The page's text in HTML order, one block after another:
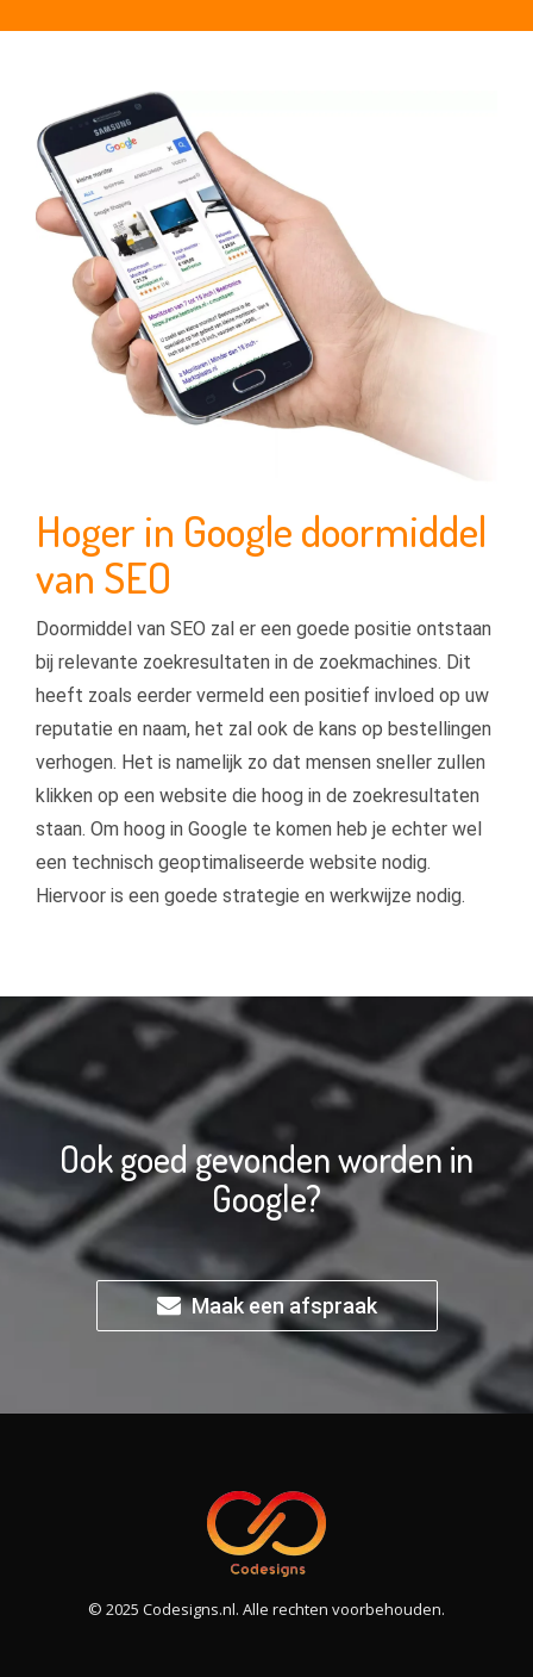
Hoger in Google doormiddel
van SEO
Doormiddel van SEO zal er een goede positie ontstaan
bij relevante zoekresultaten in de zoekmachines. Dit
heeft zoals eerder vermeld een positief invloed op uw
reputatie en naam, het zal ook de kans op bestellingen
verhogen. Het is namelijk zo dat mensen sneller zullen
klikken op een website die hoog in de zoekresultaten
staan. Om hoog in Google te komen heb je echter wel
een technisch geoptimaliseerde website nodig.
Hiervoor is een goede strategie en werkwijze nodig.
Ook goed gevonden worden in
Google?
Maak een afspraak
© 2025 Codesigns.nl. Alle rechten voorbehouden.